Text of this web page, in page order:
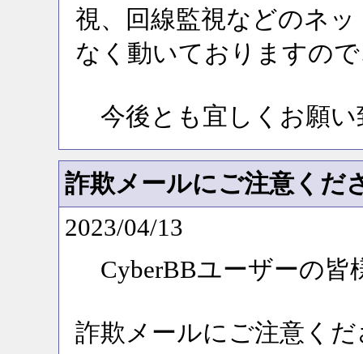
視、回線監視などのネ
なく動いておりますの
今後とも宜しくお願い
詐欺メールにご注意くだ
2023/04/13
CyberBBユーザーの皆
詐欺メールにご注意く